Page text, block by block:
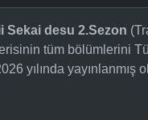
Sekai desu 2.Sezon
tüm bölümlerini
yılında yayınlanmış